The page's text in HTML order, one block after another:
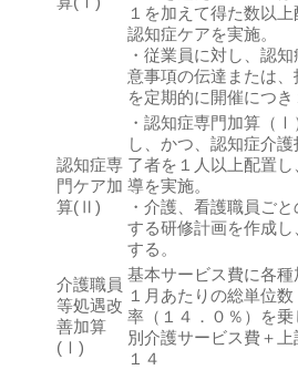
１を加えて得た数以
認知症ケアを実施。
・従業員に対し、認
意事項の伝達または
を定期的に開催につ
認知症専
門ケア加
算(Ⅱ)
・認知症専門加算（Ⅰ
し、かつ、認知症介
了者を１人以上配置
導を実施。
・介護、看護職員ご
する研修計画を作成
する。
介護職員
等処遇改
善加算
(Ⅰ)
基本サービス費に各
１月あたりの総単位
率（１４．０％）を
別介護サービス費＋上
１４